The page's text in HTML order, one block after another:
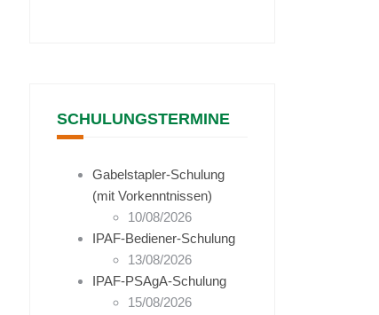
SCHULUNGSTERMINE
Gabelstapler-Schulung
(mit Vorkenntnissen)
10/08/2026
IPAF-Bediener-Schulung
13/08/2026
IPAF-PSAgA-Schulung
15/08/2026